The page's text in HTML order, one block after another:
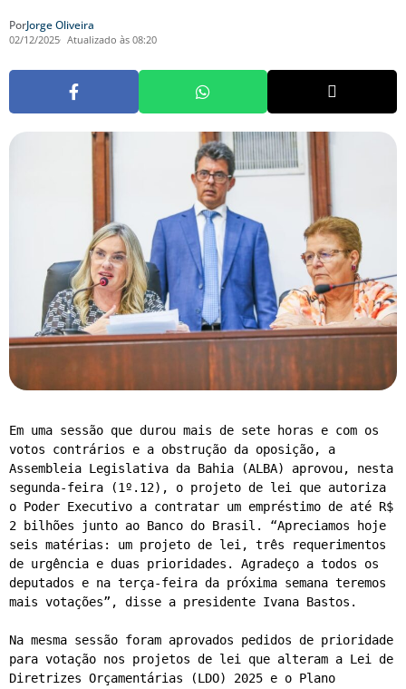
PorJorge Oliveira
02/12/2025 Atualizado às 08:20
Em uma sessão que durou mais de sete horas e com os
votos contrários e a obstrução da oposição, a
Assembleia Legislativa da Bahia (ALBA) aprovou, nesta
segunda-feira (1º.12), o projeto de lei que autoriza
o Poder Executivo a contratar um empréstimo de até R$
2 bilhões junto ao Banco do Brasil. “Apreciamos hoje
seis matérias: um projeto de lei, três requerimentos
de urgência e duas prioridades. Agradeço a todos os
deputados e na terça-feira da próxima semana teremos
mais votações”, disse a presidente Ivana Bastos.
Na mesma sessão foram aprovados pedidos de prioridade
para votação nos projetos de lei que alteram a Lei de
Diretrizes Orçamentárias (LDO) 2025 e o Plano